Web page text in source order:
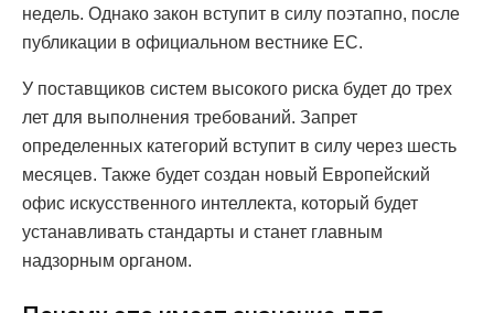
недель. Однако закон вступит в силу поэтапно, после
публикации в официальном вестнике ЕС.
У поставщиков систем высокого риска будет до трех
лет для выполнения требований. Запрет
определенных категорий вступит в силу через шесть
месяцев. Также будет создан новый Европейский
офис искусственного интеллекта, который будет
устанавливать стандарты и станет главным
надзорным органом.